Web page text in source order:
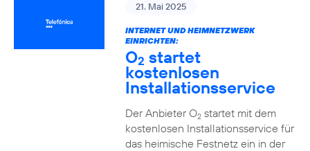
21. Mai 2025
INTERNET UND HEIMNETZWERK
EINRICHTEN:
O2 startet
kostenlosen
Installationsservice
Der Anbieter O2startet mit dem
kostenlosen Installationsservice für
das heimische Festnetz ein in der